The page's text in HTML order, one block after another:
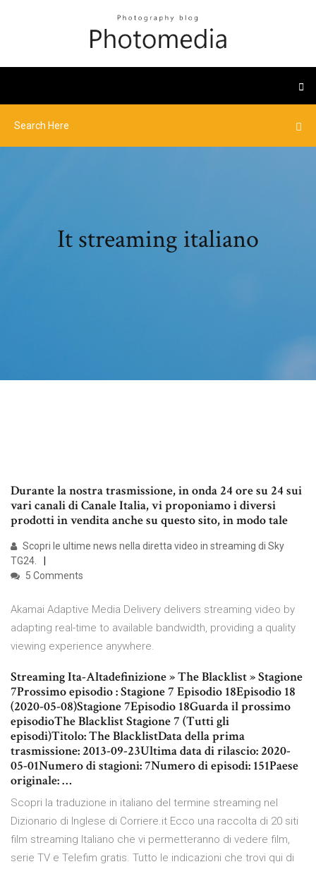
It streaming italiano
Durante la nostra trasmissione, in onda 24 ore su 24 sui
vari canali di Canale Italia, vi proponiamo i diversi
prodotti in vendita anche su questo sito, in modo tale
Scopri le ultime news nella diretta video in streaming di Sky
TG24.
5 Comments
Akamai Adaptive Media Delivery delivers streaming video by
adapting real-time to available bandwidth, providing a quality
viewing experience anywhere.
Streaming Ita-Altadefinizione » The Blacklist » Stagione
7Prossimo episodio : Stagione 7 Episodio 18Episodio 18
(2020-05-08)Stagione 7Episodio 18Guarda il prossimo
episodioThe Blacklist Stagione 7 (Tutti gli
episodi)Titolo: The BlacklistData della prima
trasmissione: 2013-09-23Ultima data di rilascio: 2020-
05-01Numero di stagioni: 7Numero di episodi: 151Paese
originale: …
Scopri la traduzione in italiano del termine streaming nel
Dizionario di Inglese di Corriere.it Ecco una raccolta di 20 siti
film streaming Italiano che vi permetteranno di vedere film,
serie TV e Telefim gratis. Tutto le indicazioni che trovi qui di